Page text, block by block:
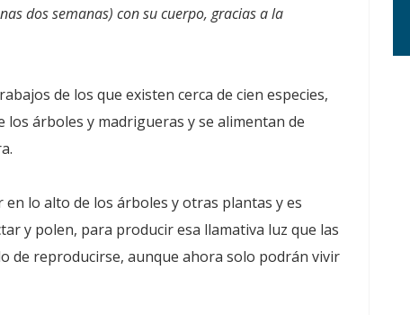
dos semanas) con su cuerpo, gracias a la
de los que existen cerca de cien especies,
los árboles y madrigueras y se alimentan de
lo alto de los árboles y otras plantas y es
y polen, para producir esa llamativa luz que las
de reproducirse, aunque ahora solo podrán vivir